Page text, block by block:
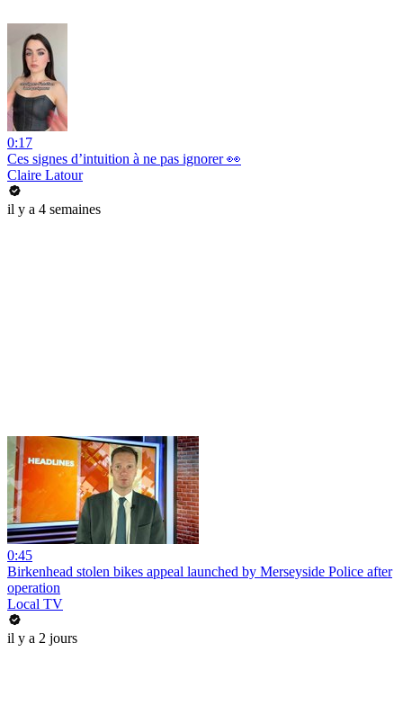
0:17
Ces signes d’intuition à ne pas ignorer 👀
Claire Latour
il y a 4 semaines
0:45
Birkenhead stolen bikes appeal launched by Merseyside Police after
operation
Local TV
il y a 2 jours